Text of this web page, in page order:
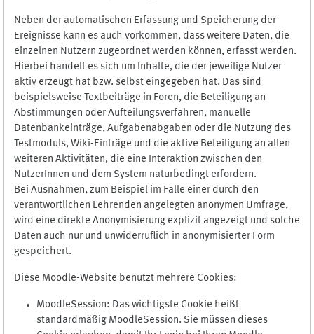
Neben der automatischen Erfassung und Speicherung der
Ereignisse kann es auch vorkommen, dass weitere Daten, die
einzelnen Nutzern zugeordnet werden können, erfasst werden.
Hierbei handelt es sich um Inhalte, die der jeweilige Nutzer
aktiv erzeugt hat bzw. selbst eingegeben hat. Das sind
beispielsweise Textbeiträge in Foren, die Beteiligung an
Abstimmungen oder Aufteilungsverfahren, manuelle
Datenbankeinträge, Aufgabenabgaben oder die Nutzung des
Testmoduls, Wiki-Einträge und die aktive Beteiligung an allen
weiteren Aktivitäten, die eine Interaktion zwischen den
NutzerInnen und dem System naturbedingt erfordern.
Bei Ausnahmen, zum Beispiel im Falle einer durch den
verantwortlichen Lehrenden angelegten anonymen Umfrage,
wird eine direkte Anonymisierung explizit angezeigt und solche
Daten auch nur und unwiderruflich in anonymisierter Form
gespeichert.
Diese Moodle-Website benutzt mehrere Cookies:
MoodleSession: Das wichtigste Cookie heißt
standardmäßig MoodleSession. Sie müssen dieses